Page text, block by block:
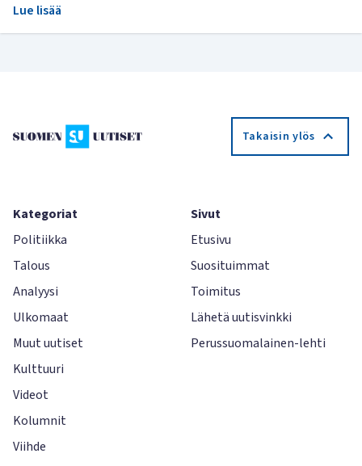
Lue lisää
Takaisin ylös
Kategoriat
Politiikka
Talous
Analyysi
Ulkomaat
Muut uutiset
Kulttuuri
Videot
Kolumnit
Viihde
Sivut
Etusivu
Suosituimmat
Toimitus
Lähetä uutisvinkki
Perussuomalainen-lehti